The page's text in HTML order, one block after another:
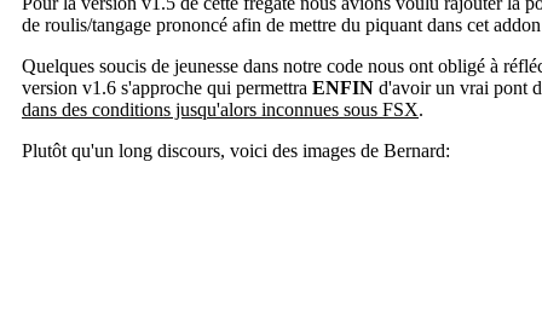
de roulis/tangage prononcé afin de mettre du piquant dans cet
Quelques soucis de jeunesse dans notre code nous ont obligé à
version v1.6 s'approche qui permettra ENFIN d'avoir un vrai pont
dans des conditions jusqu'alors inconnues sous FSX.
Plutôt qu'un long discours, voici des images de Bernard: